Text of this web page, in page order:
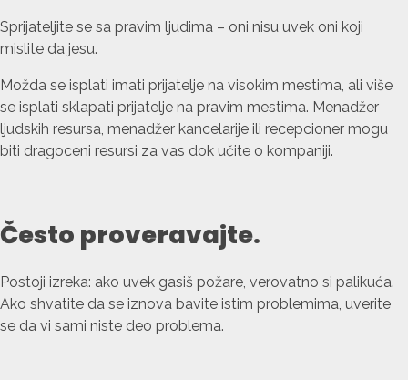
Sprijateljite se sa pravim ljudima – oni nisu uvek oni koji
mislite da jesu.
Možda se isplati imati prijatelje na visokim mestima, ali više
se isplati sklapati prijatelje na pravim mestima. Menadžer
ljudskih resursa, menadžer kancelarije ili recepcioner mogu
biti dragoceni resursi za vas dok učite o kompaniji.
Često proveravajte.
Postoji izreka: ako uvek gasiš požare, verovatno si palikuća.
Ako shvatite da se iznova bavite istim problemima, uverite
se da vi sami niste deo problema.